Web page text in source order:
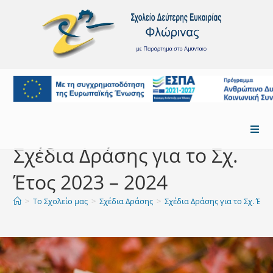
Σχέδια Δράσης για το Σχ.
Έτος 2023 – 2024
> Το Σχολείο μας > Σχέδια Δράσης > Σχέδια Δράσης για το Σχ.